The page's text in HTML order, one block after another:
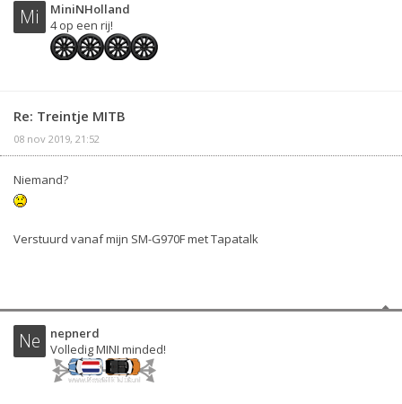
Mi
MiniNHolland
4 op een rij!
Re: Treintje MITB
08 nov 2019, 21:52
Niemand?
Verstuurd vanaf mijn SM-G970F met Tapatalk
Ne
nepnerd
Volledig MINI minded!